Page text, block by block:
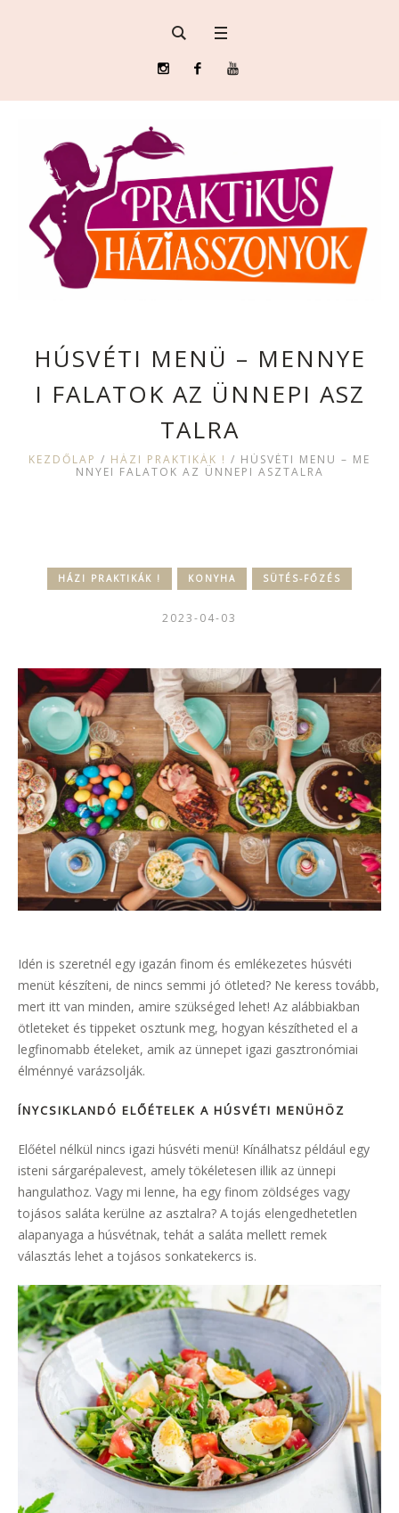
HÚSVÉTI MENÜ – MENNYE
I FALATOK AZ ÜNNEPI ASZ
TALRA
KEZDŐLAP / HÁZI PRAKTIKÁK ! / HÚSVÉTI MENÜ – ME
NNYEI FALATOK AZ ÜNNEPI ASZTALRA
HÁZI PRAKTIKÁK ! KONYHA SÜTÉS-FŐZÉS
2023-04-03
Idén is szeretnél egy igazán finom és emlékezetes húsvéti
menüt készíteni, de nincs semmi jó ötleted? Ne keress tovább,
mert itt van minden, amire szükséged lehet! Az alábbiakban
ötleteket és tippeket osztunk meg, hogyan készítheted el a
legfinomabb ételeket, amik az ünnepet igazi gasztronómiai
élménnyé varázsolják.
ÍNYCSIKLANDÓ ELŐÉTELEK A HÚSVÉTI MENÜHÖZ
Előétel nélkül nincs igazi húsvéti menü! Kínálhatsz például egy
isteni sárgarépalevest, amely tökéletesen illik az ünnepi
hangulathoz. Vagy mi lenne, ha egy finom zöldséges vagy
tojásos saláta kerülne az asztalra? A tojás elengedhetetlen
alapanyaga a húsvétnak, tehát a saláta mellett remek
választás lehet a tojásos sonkatekercs is.